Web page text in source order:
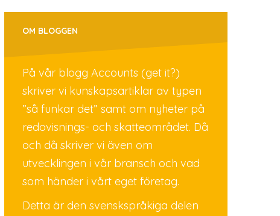
OM BLOGGEN
På vår blogg Accounts (get it?)
skriver vi kunskapsartiklar av typen
”så funkar det” samt om nyheter på
redovisnings- och skatteområdet. Då
och då skriver vi även om
utvecklingen i vår bransch och vad
som händer i vårt eget företag.
Detta är den svenskspråkiga delen